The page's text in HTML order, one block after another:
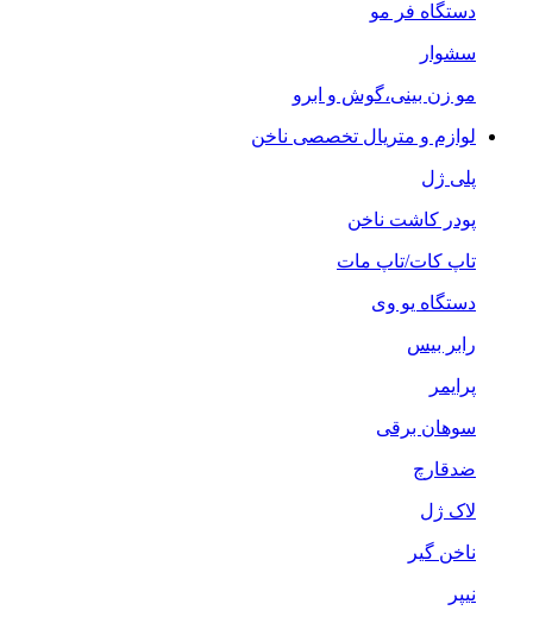
دستگاه فر مو
سشوار
مو زن بینی،گوش و ابرو
لوازم و متریال تخصصی ناخن
پلی ژل
پودر کاشت ناخن
تاپ کات/تاپ مات
دستگاه یو وی
رابر بیس
پرایمر
سوهان برقی
ضدقارچ
لاک ژل
ناخن گیر
نیپر